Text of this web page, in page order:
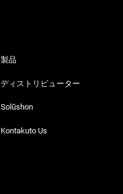
製品
ディストリビューター
Solūshon
Kontakuto Us